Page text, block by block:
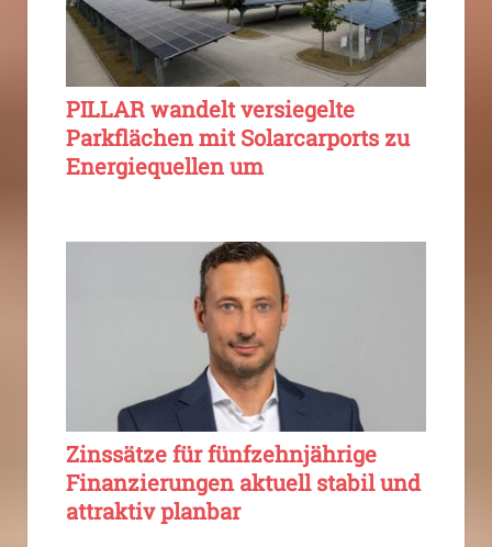
PILLAR wandelt versiegelte
Parkflächen mit Solarcarports zu
Energiequellen um
Zinssätze für fünfzehnjährige
Finanzierungen aktuell stabil und
attraktiv planbar